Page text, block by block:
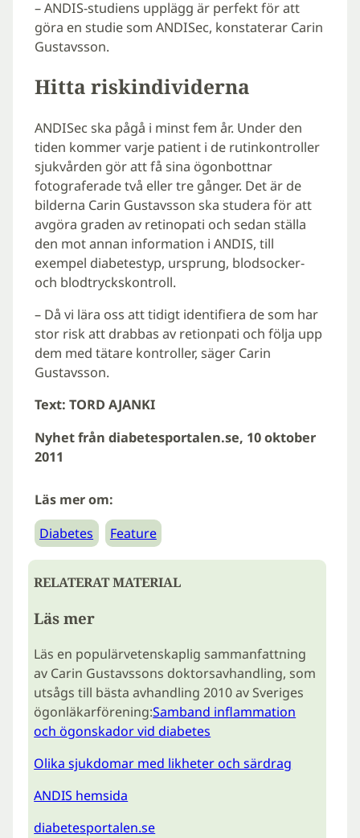
– ANDIS-studiens upplägg är perfekt för att
göra en studie som ANDISec, konstaterar Carin
Gustavsson.
Hitta riskindividerna
ANDISec ska pågå i minst fem år. Under den
tiden kommer varje patient i de rutinkontroller
sjukvården gör att få sina ögonbottnar
fotograferade två eller tre gånger. Det är de
bilderna Carin Gustavsson ska studera för att
avgöra graden av retinopati och sedan ställa
den mot annan information i ANDIS, till
exempel diabetestyp, ursprung, blodsocker-
och blodtryckskontroll.
– Då vi lära oss att tidigt identifiera de som har
stor risk att drabbas av retionpati och följa upp
dem med tätare kontroller, säger Carin
Gustavsson.
Text: TORD AJANKI
Nyhet från diabetesportalen.se, 10 oktober
2011
Läs mer om:
Diabetes
Feature
RELATERAT MATERIAL
Läs mer
Läs en populärvetenskaplig sammanfattning
av Carin Gustavssons doktorsavhandling, som
utsågs till bästa avhandling 2010 av Sveriges
ögonläkarförening:Samband inflammation
och ögonskador vid diabetes
Olika sjukdomar med likheter och särdrag
ANDIS hemsida
diabetesportalen.se